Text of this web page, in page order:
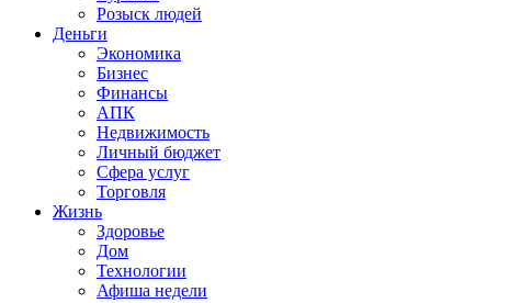
Розыск людей
Деньги
Экономика
Бизнес
Финансы
АПК
Недвижимость
Личный бюджет
Сфера услуг
Торговля
Жизнь
Здоровье
Дом
Технологии
Афиша недели